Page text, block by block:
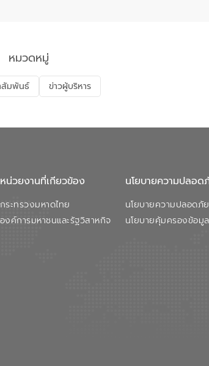
หมวดหมู่
สัมพันธ์ ข่าวผู้บริหาร
หน่วยงานที่เกียวข้อง
กระทรวงมหาดไทย
องค์การมหาชนและรัฐวิสาหกิจ
นโยบายความปลอด
นโยบายความปลอดภั
นโยบายคุ้มครองข้อ